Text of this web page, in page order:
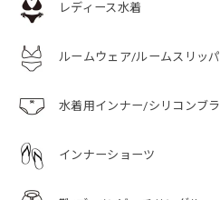
レディース水着
ルームウェア/ルームスリッパ
水着用インナー/シリコンブラ
インナーショーツ